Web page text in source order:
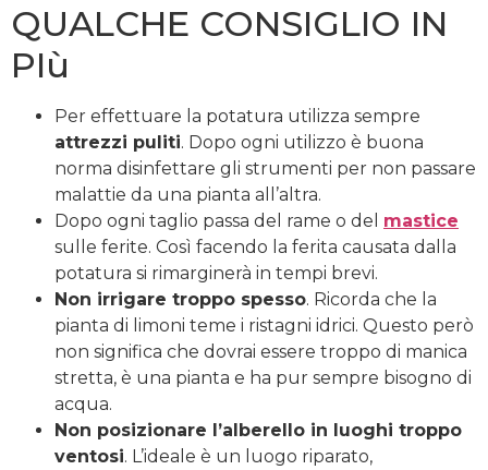
QUALCHE CONSIGLIO IN
PIù
Per effettuare la potatura utilizza sempre
attrezzi puliti. Dopo ogni utilizzo è buona
norma disinfettare gli strumenti per non passare
malattie da una pianta all’altra.
Dopo ogni taglio passa del rame o del mastice
sulle ferite. Così facendo la ferita causata dalla
potatura si rimarginerà in tempi brevi.
Non irrigare troppo spesso. Ricorda che la
pianta di limoni teme i ristagni idrici. Questo però
non significa che dovrai essere troppo di manica
stretta, è una pianta e ha pur sempre bisogno di
acqua.
Non posizionare l’alberello in luoghi troppo
ventosi. L’ideale è un luogo riparato,